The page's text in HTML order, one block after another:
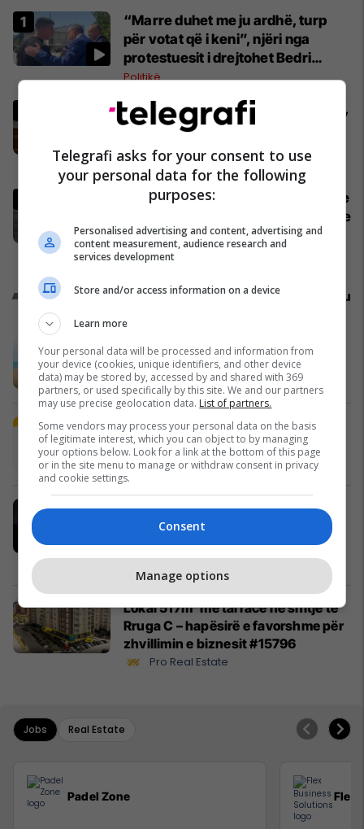
“Marre duhet me ju ardhë, turp
për votat që i keni”, njëri nga
protestuesit i drejtohet Bedri
Hamzës
Politikë
Mungoi emri për kryeparlamentar,
shtyhet konstituimi i Kuvendit – të
gjitha detajet
Kosovë
Mediat gjermane publikojnë detaje
për aksidentin ku humbën jetën tre
mërgimtarë nga Komogllava e
Ferizajt
Kronika e Zezë
Promo Reklamo këtu
A po don me rrnu n’deti? Kursimet
mund t’ju sjellin një banesë
Banka Ekonomike
Plan B Creative rrit ndikimin e
biznesit tuaj online
Plan B
Po kërkoni mjek apo klinikë në
Kosovë? Njihuni me
GjejeMjekun.com
GjejeMjekun
Lokal 517m² me tarracë në shitje te
Rruga C – hapësirë e favorshme për
zhvillimin e biznesit #15796
Pro Real Estate
Jobs Real Estate
Padel Zone Flex
Telegrafi asks for your consent to use
your personal data for the following
purposes:
Personalised advertising and content, advertising and
content measurement, audience research and
services development
Store and/or access information on a device
Learn more
Your personal data will be processed and information from
your device (cookies, unique identifiers, and other device
data) may be stored by, accessed by and shared with 369
partners, or used specifically by this site. We and our partners
may use precise geolocation data. List of partners.
Some vendors may process your personal data on the basis
of legitimate interest, which you can object to by managing
your options below. Look for a link at the bottom of this page
or in the site menu to manage or withdraw consent in privacy
and cookie settings.
Consent
Manage options